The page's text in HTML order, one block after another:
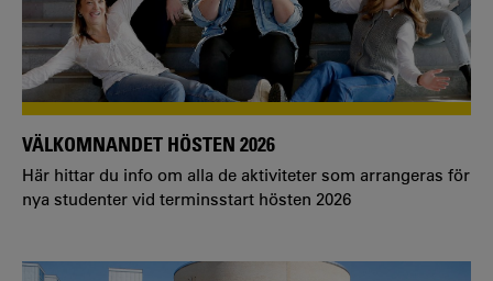
VÄLKOMNANDET HÖSTEN 2026
Här hittar du info om alla de aktiviteter som arrangeras för
nya studenter vid terminsstart hösten 2026